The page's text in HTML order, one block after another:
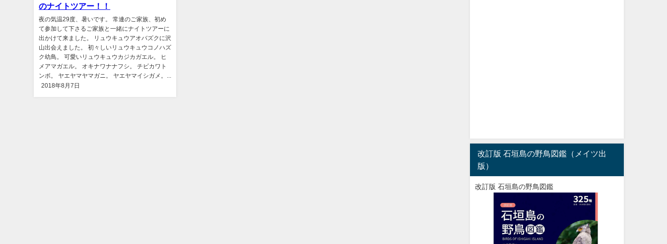
のナイトツアー！！
夜の気温29度、暑いです。 常連のご家族、初め
て参加して下さるご家族と一緒にナイトツアーに
出かけて来ました。 リュウキュウアオバズクに沢
山出会えました。 初々しいリュウキュウコノハズ
ク幼鳥。 可愛いリュウキュウカジカガエル。 ヒ
メアマガエル。 オキナワナナフシ。 チビカワト
ンボ。 ヤエヤマヤマガニ。 ヤエヤマイシガメ。...
2018年8月7日
改訂版 石垣島の野鳥図鑑（メイツ出
版）
改訂版 石垣島の野鳥図鑑